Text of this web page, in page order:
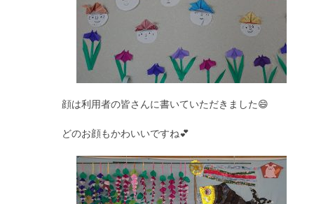
顔は利用者の皆さんに書いていただきました😄
どのお顔もかわいいですね💕